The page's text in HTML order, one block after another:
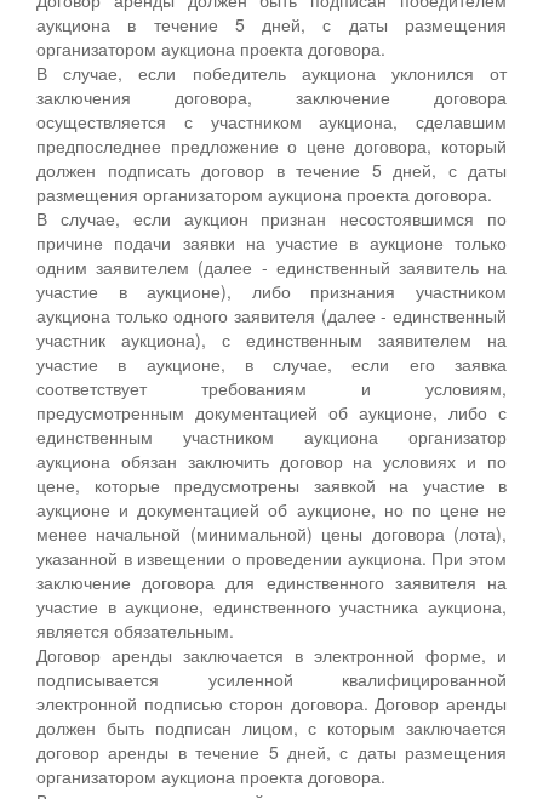
аукциона в течение 5 дней, с даты размещения
организатором аукциона проекта договора.
В случае, если победитель аукциона уклонился от
заключения договора, заключение договора
осуществляется с участником аукциона, сделавшим
предпоследнее предложение о цене договора, который
должен подписать договор в течение 5 дней, с даты
размещения организатором аукциона проекта договора.
В случае, если аукцион признан несостоявшимся по
причине подачи заявки на участие в аукционе только
одним заявителем (далее - единственный заявитель на
участие в аукционе), либо признания участником
аукциона только одного заявителя (далее - единственный
участник аукциона), с единственным заявителем на
участие в аукционе, в случае, если его заявка
соответствует требованиям и условиям,
предусмотренным документацией об аукционе, либо с
единственным участником аукциона организатор
аукциона обязан заключить договор на условиях и по
цене, которые предусмотрены заявкой на участие в
аукционе и документацией об аукционе, но по цене не
менее начальной (минимальной) цены договора (лота),
указанной в извещении о проведении аукциона. При этом
заключение договора для единственного заявителя на
участие в аукционе, единственного участника аукциона,
является обязательным.
Договор аренды заключается в электронной форме, и
подписывается усиленной квалифицированной
электронной подписью сторон договора. Договор аренды
должен быть подписан лицом, с которым заключается
договор аренды в течение 5 дней, с даты размещения
организатором аукциона проекта договора.